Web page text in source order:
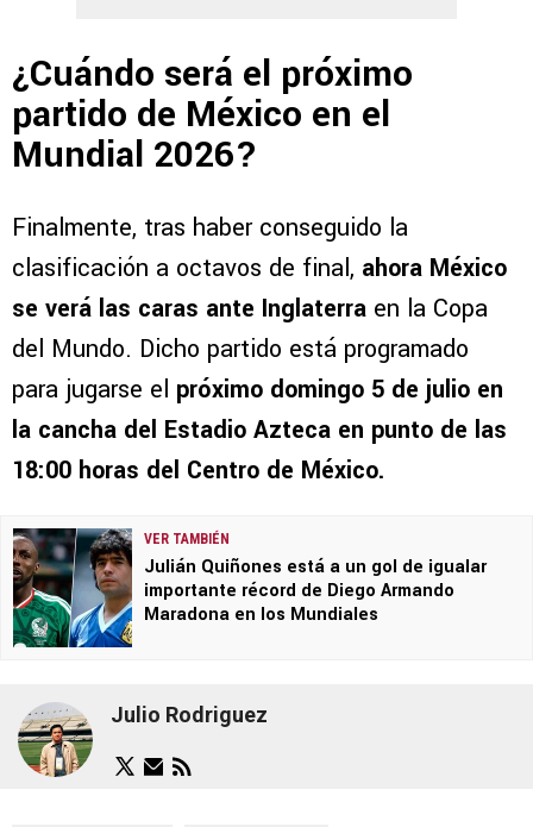
¿Cuándo será el próximo
partido de México en el
Mundial 2026?
Finalmente, tras haber conseguido la
clasificación a octavos de final, ahora México
se verá las caras ante Inglaterra en la Copa
del Mundo. Dicho partido está programado
para jugarse el próximo domingo 5 de julio en
la cancha del Estadio Azteca en punto de las
18:00 horas del Centro de México.
VER TAMBIÉN
Julián Quiñones está a un gol de igualar
importante récord de Diego Armando
Maradona en los Mundiales
Julio Rodriguez